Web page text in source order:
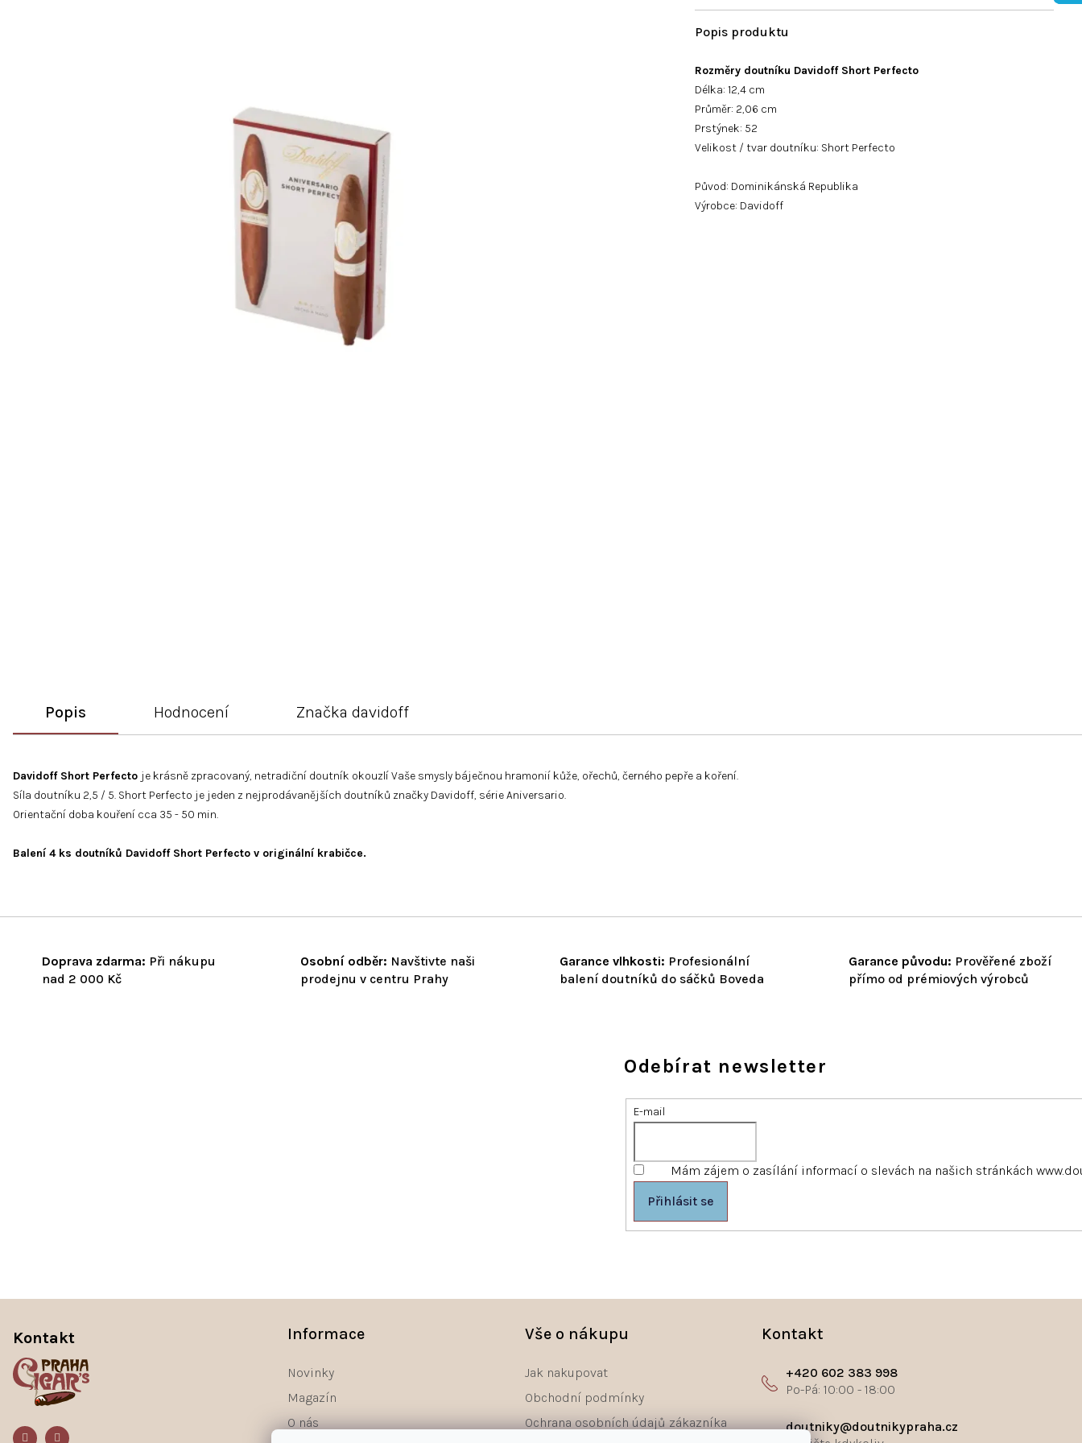
Rozměry doutníku Davidoff Short Perfecto
Délka: 12,4 cm
Průměr: 2,06 cm
Prstýnek: 52
Velikost / tvar doutníku: Short Perfecto
Původ: Dominikánská Republika
Výrobce: Davidoff
Doprava zdarma: Při nákupu
nad 2 000 Kč
Osobní odběr: Navštivte naši
prodejnu v centru Prahy
Garance vlhkosti: Profesionální
balení doutníků do sáčků Boveda
Garance původu: Prověřené zboží
přímo od prémiových výrobců
Popis Hodnocení Značka davidoff
Davidoff Short Perfecto je krásně zpracovaný, netradiční doutník okouzlí Vaše smysly báječnou hramonií kůže, ořechů, černého pepře a koření.
Síla doutníku 2,5 / 5. Short Perfecto je jeden z nejprodávanějších doutníků značky Davidoff, série Aniversario.
Orientační doba kouření cca 35 - 50 min.
Balení 4 ks doutníků Davidoff Short Perfecto v originální krabičce.
Odebírat newsletter
E-mail
Mám zájem o zasílání informací o slevách na našich stránkách
Přihlásit se
Informace
Novinky
Magazín
O nás
Vše o nákupu
Jak nakupovat
Obchodní podmínky
Ochrana osobních údajů zákazníka
Kontakt
+420 602 383 998
doutniky@doutnikypraha.cz
Kontakt